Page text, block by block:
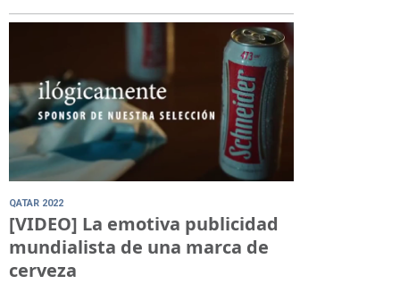
QATAR 2022
[VIDEO] La emotiva publicidad
mundialista de una marca de
cerveza